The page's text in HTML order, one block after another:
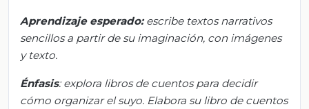
Aprendizaje esperado:escribe textos narrativos
sencillos a partir de su imaginación, con imágenes
y texto.
Énfasis: explora libros de cuentos para decidir
cómo organizar el suyo. Elabora su libro de cuentos